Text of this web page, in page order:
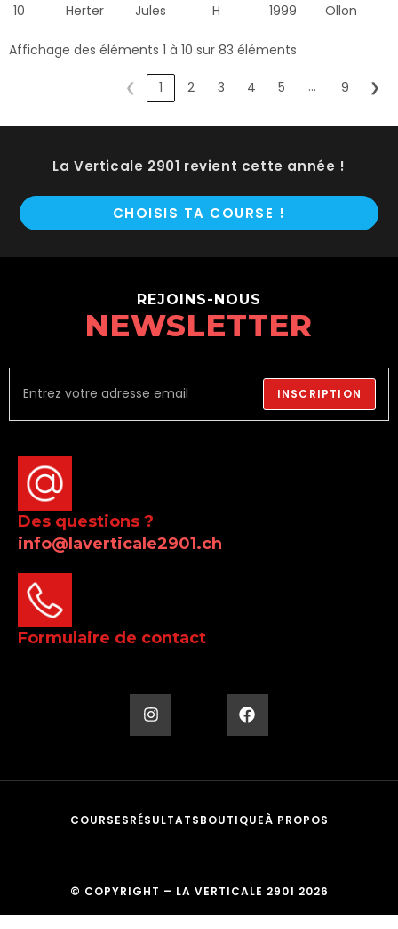
10
Herter Jules H 1999 Ollon
Affichage des éléments 1 à 10 sur 83 éléments
❮ 1 2 3 4 5 … 9 ❯
La Verticale 2901 revient cette année !
CHOISIS TA COURSE !
REJOINS-NOUS
NEWSLETTER
INSCRIPTION
Des questions ?
info@laverticale2901.ch
Formulaire de contact
COURSESRÉSULTATSBOUTIQUEÀ PROPOS
© COPYRIGHT – LA VERTICALE 2901 2026